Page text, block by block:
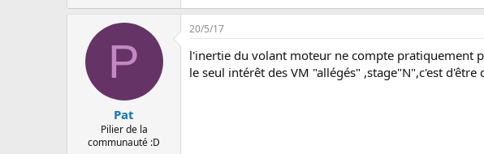
P
Pat
Pilier de la
communauté :D
20/5/17
l'inertie du volant moteur ne compte pratiquement
le seul intérêt des VM "allégés" ,stage"N",c'est